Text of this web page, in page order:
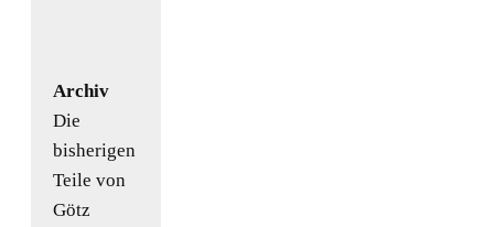
Archiv
Die
bisherigen
Teile von
Götz